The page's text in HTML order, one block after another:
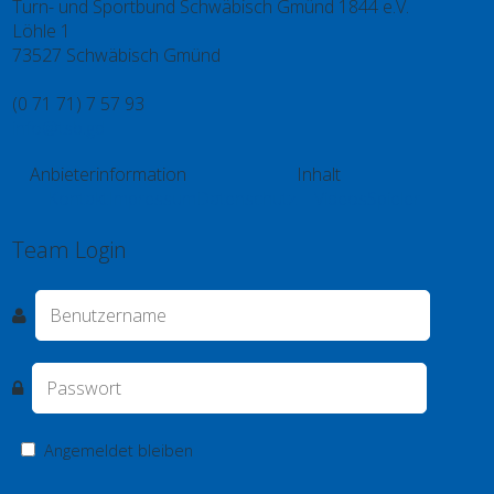
Turn- und Sportbund Schwäbisch Gmünd 1844 e.V.
Löhle 1
73527 Schwäbisch Gmünd
(0 71 71) 7 57 93
Anbieterinformation
Inhalt
Team Login
Angemeldet bleiben